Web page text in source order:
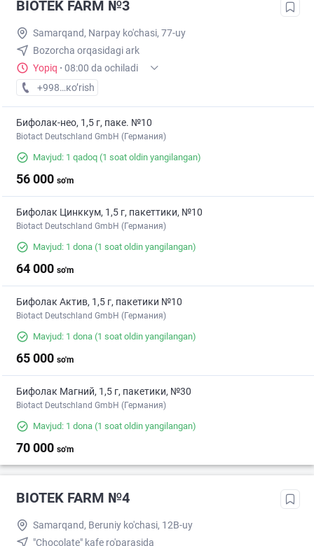
BIOTEK FARM №3
Samarqand, Narpay ko'chasi, 77-uy
Bozorcha orqasidagi ark
Yopiq · 08:00 da ochiladi
+998 (90) XXX-XX-XX
кo’rish
Бифолак-нео, 1,5 г, паке. №10
Biotact Deutschland GmbH (Германия)
Mavjud: 1 qadoq (1 soat oldin yangilangan)
56 000 so'm
Бифолак Цинккум, 1,5 г, пакеттики, №10
Biotact Deutschland GmbH (Германия)
Mavjud: 1 dona (1 soat oldin yangilangan)
64 000 so'm
Бифолак Актив, 1,5 г, пакетики №10
Biotact Deutschland GmbH (Германия)
Mavjud: 1 dona (1 soat oldin yangilangan)
65 000 so'm
Бифолак Магний, 1,5 г, пакетики, №30
Biotact Deutschland GmbH (Германия)
Mavjud: 1 dona (1 soat oldin yangilangan)
70 000 so'm
BIOTEK FARM №4
Samarqand, Beruniy ko'chasi, 12B-uy
"Chocolate" kafe ro'parasida